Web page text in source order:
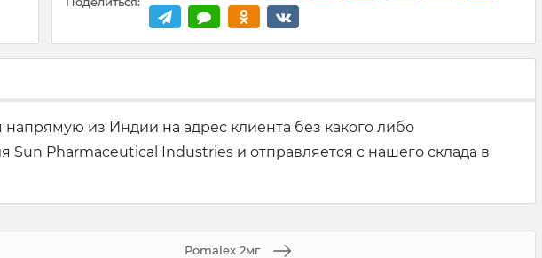
напрямую из Индии на адрес клиента без какого либо
Sun Pharmaceutical Industries и отправляется с нашего склада в
Pomalex 2мг